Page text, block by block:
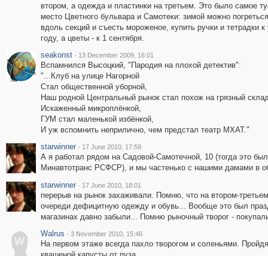
втором, а одежда и пластинки на третьем. Это было самое
место Цветного бульвара и Самотеки: зимой можно
вдоль секций и съесть мороженое, купить ручки и тетрадки
году, а цветы - к 1 сентября.
seakonst · 13 December 2009, 16:01
Вспамнился Высоцкий, "Пародия на плохой детектив":
"...Клуб на улице Нагорной
Стал общественной уборной,
Наш родной Центральный рынок стал похож на грязный
Искаженный микроплёнкой,
ГУМ стал маленькой избёнкой,
И уж вспомнить неприлично, чем предстал театр МХАТ."
starwinner · 17 June 2010, 17:59
А я работал рядом на Садовой-Самотечной, 10 (тогда это был
Минавтотранс РСФСР), и мы частенько с нашими дамами в
starwinner · 17 June 2010, 18:01
перерыв на рынок захаживали. Помню, что на втором-
очереди дефицитную одежду и обувь... Вообще это был
магазинах давно забыли... Помню рыночный творог -
W
Walrus · 3 November 2010, 15:46
На первом этаже всегда пахло творогом и соленьями.